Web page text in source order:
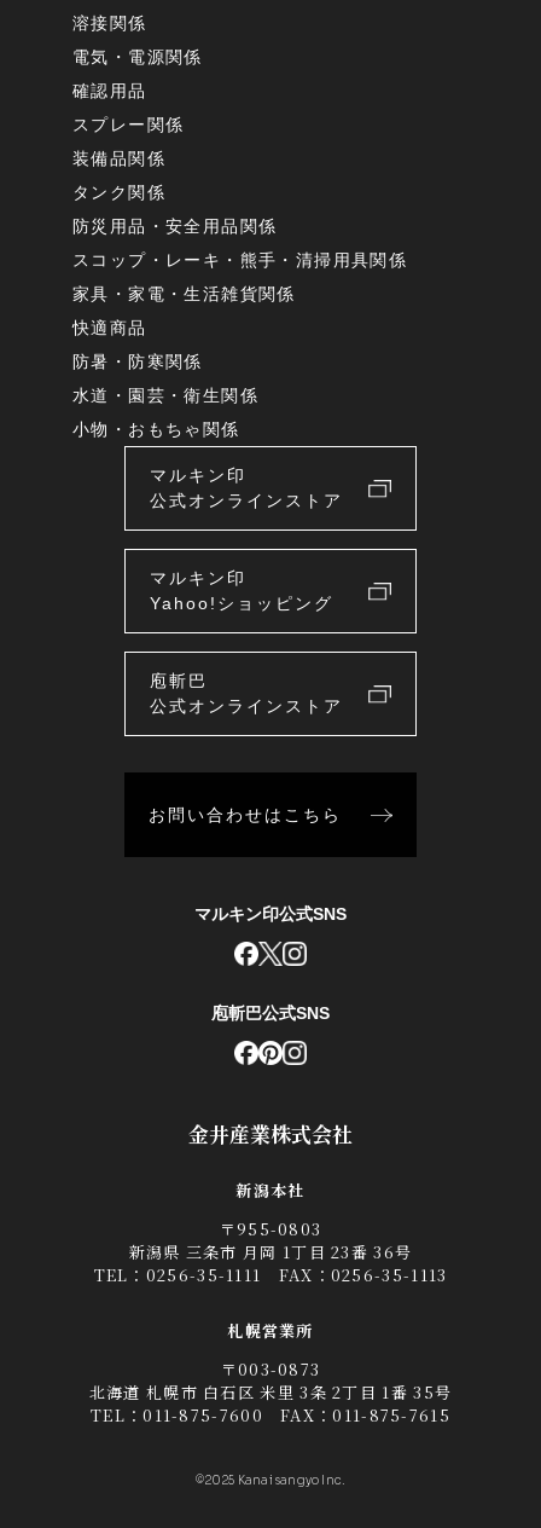
金井産業株式会社
新潟本社
〒955-0803
新潟県 三条市 月岡 1丁目 23番 36号
TEL： 0256-35-1111 FAX：0256-35-1113
札幌営業所
〒003-0873
北海道 札幌市 白石区 米里 3条 2丁目 1番 35号
TEL：011-875-7600 FAX：011-875-7615
©2025 Kanai sangyo Inc.
溶接関係
電気・電源関係
確認用品
スプレー関係
装備品関係
タンク関係
防災用品・安全用品関係
スコップ・レーキ・熊手・清掃用具関係
家具・家電・生活雑貨関係
快適商品
防暑・防寒関係
水道・園芸・衛生関係
小物・おもちゃ関係
マルキン印
公式オンラインストア
マルキン印
Yahoo!ショッピング
庖斬巴
公式オンラインストア
お問い合わせはこちら
マルキン印公式SNS
庖斬巴公式SNS